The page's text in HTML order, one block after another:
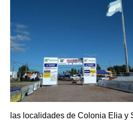
las localidades de Colonia Elia y